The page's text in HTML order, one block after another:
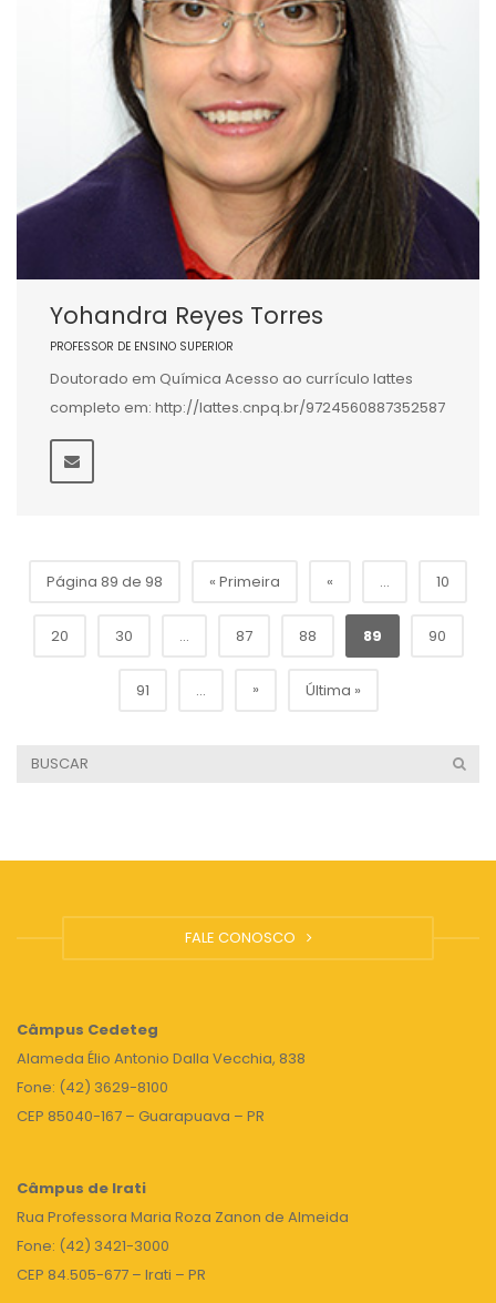
Yohandra Reyes Torres
PROFESSOR DE ENSINO SUPERIOR
Doutorado em Química Acesso ao currículo lattes
completo em: http://lattes.cnpq.br/9724560887352587
Página 89 de 98 « Primeira « ... 10
20 30 ... 87 88 89 90
91 ... » Última »
FALE CONOSCO
Câmpus Cedeteg
Alameda Élio Antonio Dalla Vecchia, 838
Fone: (42) 3629-8100
CEP 85040-167 – Guarapuava – PR
Câmpus de Irati
Rua Professora Maria Roza Zanon de Almeida
Fone: (42) 3421-3000
CEP 84.505-677 – Irati – PR